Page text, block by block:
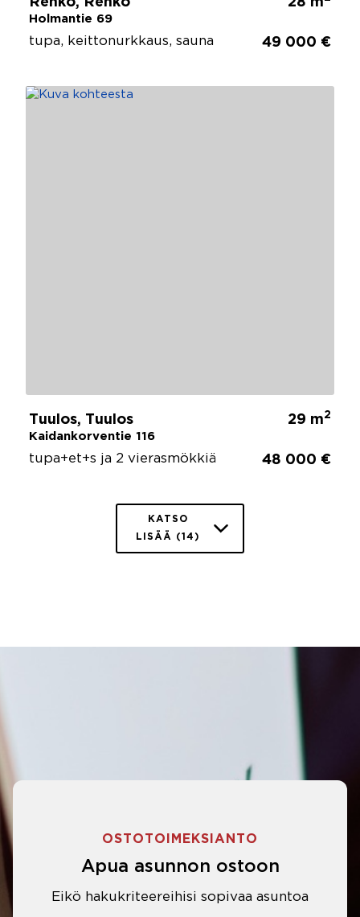
Holmantie 69
tupa, keittonurkkaus, sauna 49 000 €
Tuulos, Tuulos
Kaidankorventie 116
29 m2
tupa+et+s ja 2 vierasmökkiä 48 000 €
KATSO
LISÄÄ (14)
OSTOTOIMEKSIANTO
Apua asunnon ostoon
Eikö hakukriteereihisi sopivaa asuntoa